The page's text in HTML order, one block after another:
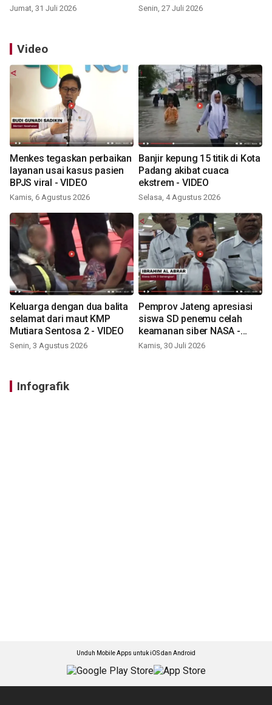
Jumat, 31 Juli 2026 Senin, 27 Juli 2026
Video
Menkes tegaskan perbaikan
layanan usai kasus pasien
BPJS viral - VIDEO
Kamis, 6 Agustus 2026
Banjir kepung 15 titik di Kota
Padang akibat cuaca
ekstrem - VIDEO
Selasa, 4 Agustus 2026
Keluarga dengan dua balita
selamat dari maut KMP
Mutiara Sentosa 2 - VIDEO
Senin, 3 Agustus 2026
Pemprov Jateng apresiasi
siswa SD penemu celah
keamanan siber NASA -
VIDEO
Kamis, 30 Juli 2026
Infografik
Unduh Mobile Apps untuk iOS dan Android